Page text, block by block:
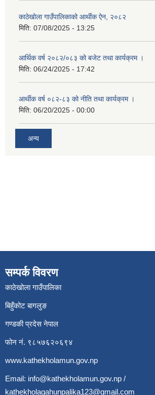
काठेखोला गाउँपालिकाको आर्थीक ऐन, २०८२
मिति: 07/08/2025 - 13:25
आर्थिक वर्ष २०८२/०८३ को बजेट तथा कार्यक्रम ।
मिति: 06/24/2025 - 17:42
आर्थीक वर्ष ०८२-८३ को नीति तथा कार्यक्रम ।
मिति: 06/20/2025 - 00:00
अन्य
सम्पर्क विवरण
काठेखोला गाउँपालिका
बिहुँकोट बागलुङ
गण्डकी प्रदेस नेपाल
फोन नं. ९८५७६२०६९४
www.kathekholamun.gov.np
Email: info@kathekholamun.gov.np /
kathekholagahunpalika123@gmail.com